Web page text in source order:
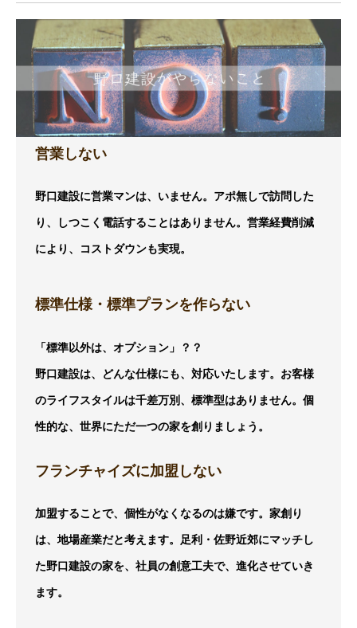
営業しない
野口建設に営業マンは、いません。アポ無しで訪問した
り、しつこく電話することはありません。営業経費削減
により、コストダウンも実現。
標準仕様・標準プランを作らない
「標準以外は、オプション」？？
野口建設は、どんな仕様にも、対応いたします。お客様
のライフスタイルは千差万別、標準型はありません。個
性的な、世界にただ一つの家を創りましょう。
フランチャイズに加盟しない
加盟することで、個性がなくなるのは嫌です。家創り
は、地場産業だと考えます。足利・佐野近郊にマッチし
た野口建設の家を、社員の創意工夫で、進化させていき
ます。